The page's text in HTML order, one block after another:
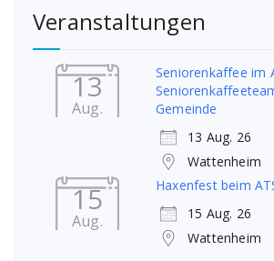
Veranstaltungen
13
Aug.
Seniorenkaffee im
Gemeinde
13 Aug. 26
Wattenheim
15
Aug.
Haxenfest beim
15 Aug. 26
Wattenheim